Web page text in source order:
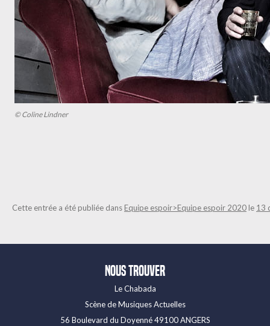
© Coline Lindner
Cette entrée a été publiée dans Equipe espoir>Equipe espoir 2020 le 13
Nous trouver
Le Chabada
Scène de Musiques Actuelles
56 Boulevard du Doyenné 49100 ANGERS